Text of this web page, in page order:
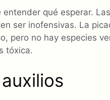
qué esperar.
ser inofensivas. La
pero no hay especies
tóxica.